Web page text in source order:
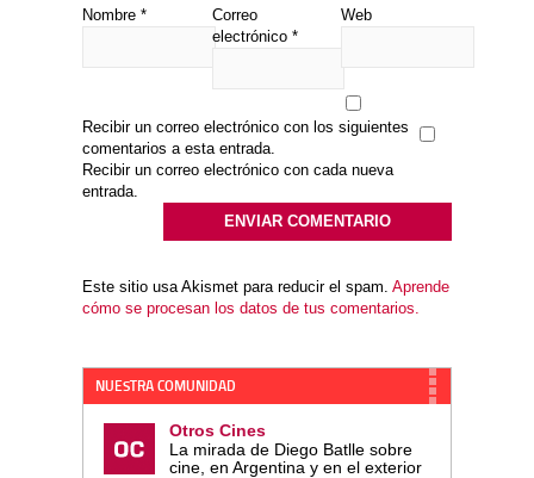
Nombre *
Correo
electrónico *
Web
Recibir un correo electrónico con los siguientes
comentarios a esta entrada.
Recibir un correo electrónico con cada nueva
entrada.
Este sitio usa Akismet para reducir el spam. Aprende
cómo se procesan los datos de tus comentarios.
NUESTRA COMUNIDAD
Otros Cines
La mirada de Diego Batlle sobre
cine, en Argentina y en el exterior